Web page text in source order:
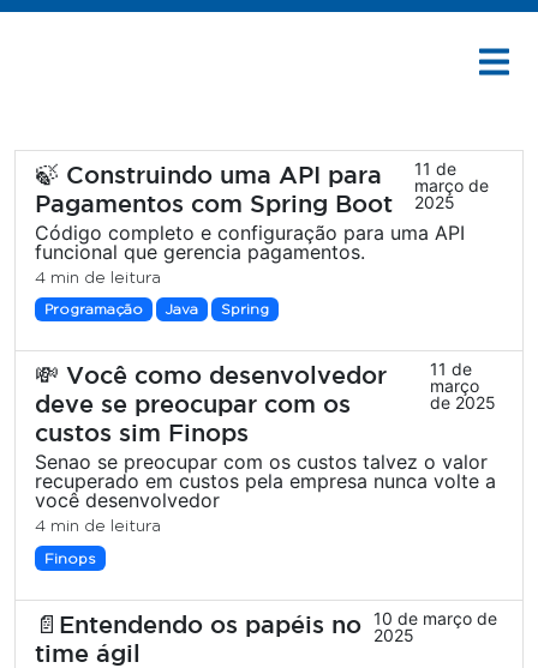
🍃 Construindo uma API para
Pagamentos com Spring Boot
11 de
março de
2025
Código completo e configuração para uma API
funcional que gerencia pagamentos.
4 min de leitura
Programação Java Spring
💸 Você como desenvolvedor
deve se preocupar com os
custos sim Finops
11 de
março
de 2025
Senao se preocupar com os custos talvez o valor
recuperado em custos pela empresa nunca volte a
você desenvolvedor
4 min de leitura
Finops
📄Entendendo os papéis no
time ágil
10 de março de
2025